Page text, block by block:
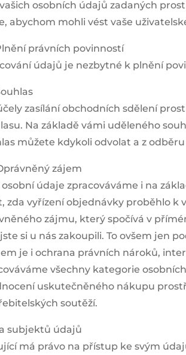
osobních údajů zadaných
abychom mohli vést vaše
právních povinností
údajů je nezbytné k plnění
zasílání obchodních sdělení
Na základě vámi uděleného
můžete kdykoli odvolat a z
zájem
osobní údaje zpracováváme i na
zda vyřízení objednávky proběhlo k
zájmu, který spočívá v
si u nás zakoupili. To ovšem jen
je i ochrana právních nároků,
všechny kategorie
uskutečněného nákupu
soutěží.
subjektů údajů
má právo na přístup ke svým